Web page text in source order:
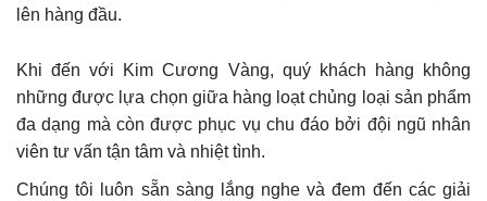
lên hàng đầu.
Khi đến với Kim Cương Vàng, quý khách hàng không
những được lựa chọn giữa hàng loạt chủng loại sản phẩm
đa dạng mà còn được phục vụ chu đáo bởi đội ngũ nhân
viên tư vấn tận tâm và nhiệt tình.
Chúng tôi luôn sẵn sàng lắng nghe và đem đến các giải